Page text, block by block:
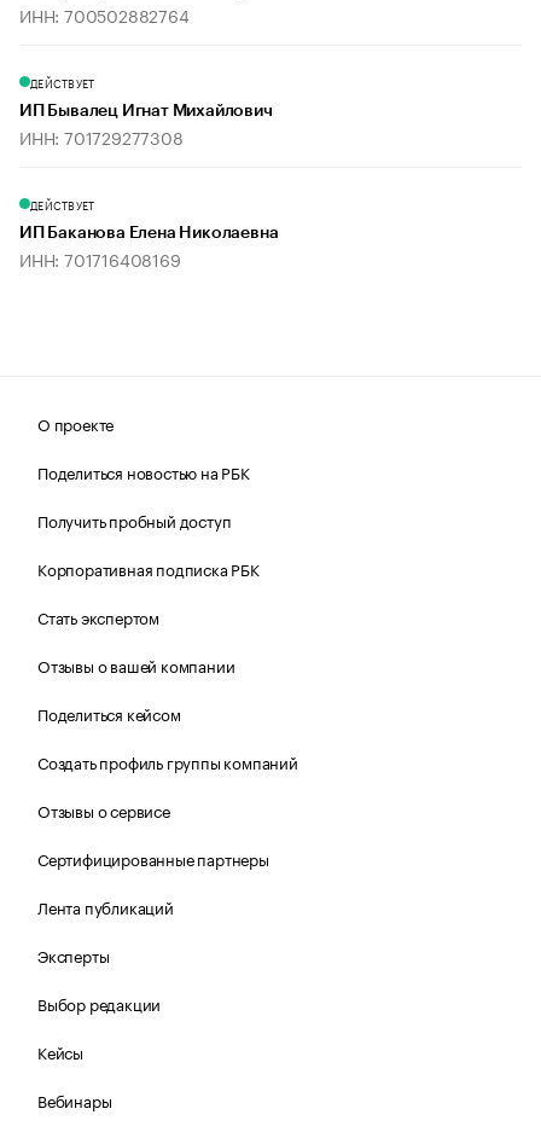
ИНН: 700502882764
ДЕЙСТВУЕТ
ИП Бывалец Игнат Михайлович
ИНН: 701729277308
ДЕЙСТВУЕТ
ИП Баканова Елена Николаевна
ИНН: 701716408169
О проекте
Поделиться новостью на РБК
Получить пробный доступ
Корпоративная подписка РБК
Стать экспертом
Отзывы о вашей компании
Поделиться кейсом
Создать профиль группы компаний
Отзывы о сервисе
Сертифицированные партнеры
Лента публикаций
Эксперты
Выбор редакции
Кейсы
Вебинары